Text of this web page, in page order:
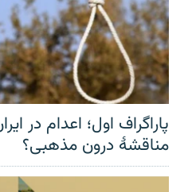
پاراگراف اول؛ اعدام در
مناقشهٔ درون مذهبی؟